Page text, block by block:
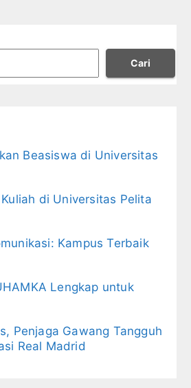
Cari
Beasiswa di Universitas
di Universitas Pelita
Kampus Terbaik
Lengkap untuk
Penjaga Gawang Tangguh
Real Madrid